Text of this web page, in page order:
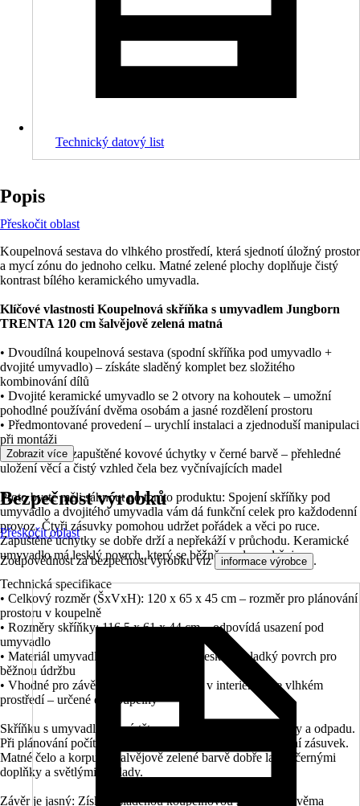
Technický datový list
Popis
Přeskočit oblast
Koupelnová sestava do vlhkého prostředí, která sjednotí úložný prostor
a mycí zónu do jednoho celku. Matné zelené plochy doplňuje čistý
kontrast bílého keramického umyvadla.
Klíčové vlastnosti Koupelnová skříňka s umyvadlem Jungborn
TRENTA 120 cm šalvějově zelená matná
• Dvoudílná koupelnová sestava (spodní skříňka pod umyvadlo +
dvojité umyvadlo) – získáte sladěný komplet bez složitého
kombinování dílů
• Dvojité keramické umyvadlo se 2 otvory na kohoutek – umožní
pohodlné používání dvěma osobám a jasné rozdělení prostoru
• Předmontované provedení – urychlí instalaci a zjednoduší manipulaci
při montáži
• 4 zásuvky a zapuštěné kovové úchytky v černé barvě – přehledné
uložení věcí a čistý vzhled čela bez vyčnívajících madel
Proto byste měli sáhnout po tomto produktu: Spojení skříňky pod
umyvadlo a dvojitého umyvadla vám dá funkční celek pro každodenní
provoz. Čtyři zásuvky pomohou udržet pořádek a věci po ruce.
Zapuštěné úchytky se dobře drží a nepřekáží v průchodu. Keramické
umyvadlo má lesklý povrch, který se běžně snadno udržuje.
Technická specifikace
• Celkový rozměr (ŠxVxH): 120 x 65 x 45 cm – rozměr pro plánování
prostoru v koupelně
• Rozměry skříňky: 116,5 x 61 x 44 cm – odpovídá usazení pod
umyvadlo
• Materiál umyvadla: keramika, povrch lesklý – hladký povrch pro
běžnou údržbu
• Vhodné pro závěsné upevnění, použití v interiéru a ve vlhkém
prostředí – určené do koupelny
Skříňku s umyvadlem umístěte na připravené rozvody vody a odpadu.
Při plánování počítejte s prostorem pro pohodlné vysouvání zásuvek.
Matné čelo a korpus v šalvějově zelené barvě dobře ladí s černými
doplňky a světlými obklady.
Závěr je jasný: Získáte sladěnou koupelnovou sestavu se dvěma
Zobrazit více
Bezpečnost výrobků
Přeskočit oblast
Zodpovědnost za bezpečnost výrobku viz informace výrobce .